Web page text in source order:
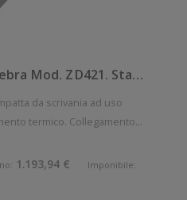
ZD4A043-30EE00EZ Zebra Mod. ZD421. Stampante di etichette.
termico. Collegamento
stampa: 102 mm/sec
mm Wireless: Presente
1.193,94 € Imponibile: